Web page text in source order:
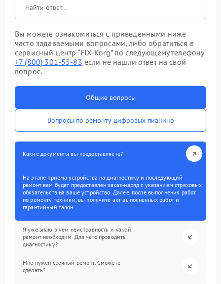
Вы можете ознакомиться с приведенными ниже
часто задаваемыми вопросами, либо обратиться в
сервисный центр “FIX-Korg” по следующему телефону
+7 (800) 301-55-83 если не нашли ответ на свой
вопрос.
Общие вопросы
Вопросы по ремонту цифровых пианино
Какие документы вы предоставляете?
На этапе приема устройства на диагностику и последующий
ремонт вам будет предоставлен заказ-наряд с указанием страховых
обязательств на ваше устройство. Далее, после выполнения работ
по ремонту техники, вы получите акт выполненных работ и
гарантийный талон.
Я уже знаю в чем неисправность и какой
ремонт необходим. Для чего проводить
диагностику?
Мне нужен срочный ремонт. Сможете
сделать?